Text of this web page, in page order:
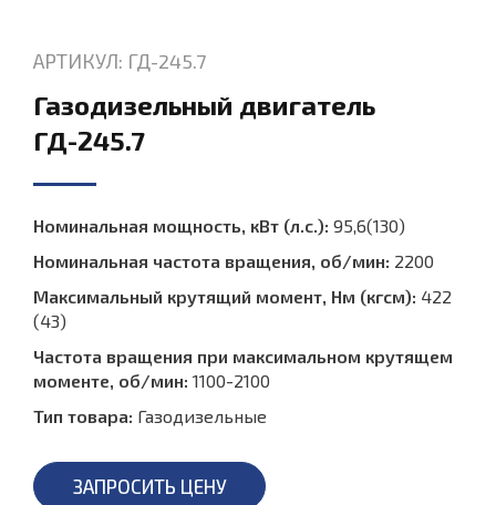
АРТИКУЛ: ГД-245.7
Газодизельный двигатель
ГД-245.7
Номинальная мощность, кВт (л.с.): 95,6(130)
Номинальная частота вращения, об/мин: 2200
Максимальный крутящий момент, Нм (кгсм): 422
(43)
Частота вращения при максимальном крутящем
моменте, об/мин: 1100-2100
Тип товара: Газодизельные
ЗАПРОСИТЬ ЦЕНУ